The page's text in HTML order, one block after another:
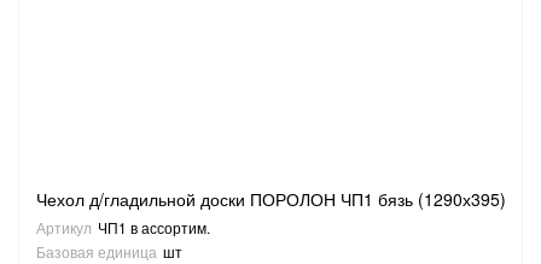
Чехол д/гладильной доски ПОРОЛОН ЧП1 бязь (1290х395)
Артикул ЧП1 в ассортим.
Базовая единица шт